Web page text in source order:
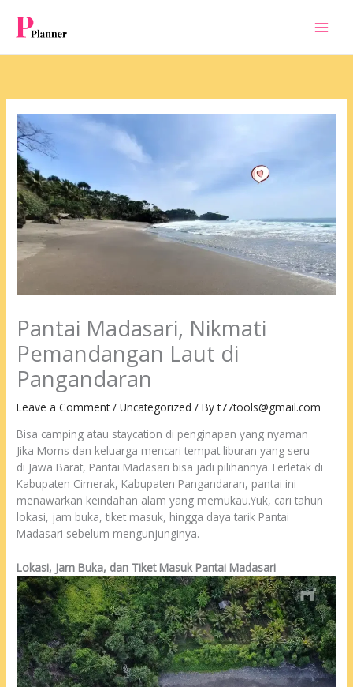
content
Pantai Madasari, Nikmati
Pemandangan Laut di
Pangandaran
Leave a Comment /Uncategorized / Byt77tools@gmail.com
Bisa camping atau staycation di penginapan yang nyaman
Jika Moms dan keluarga mencari tempat liburan yang seru
di Jawa Barat, Pantai Madasari bisa jadi pilihannya.Terletak di
Kabupaten Cimerak, Kabupaten Pangandaran, pantai ini
menawarkan keindahan alam yang memukau.Yuk, cari tahun
lokasi, jam buka, tiket masuk, hingga daya tarik Pantai
Madasari sebelum mengunjunginya.
Lokasi, Jam Buka, dan Tiket Masuk Pantai Madasari